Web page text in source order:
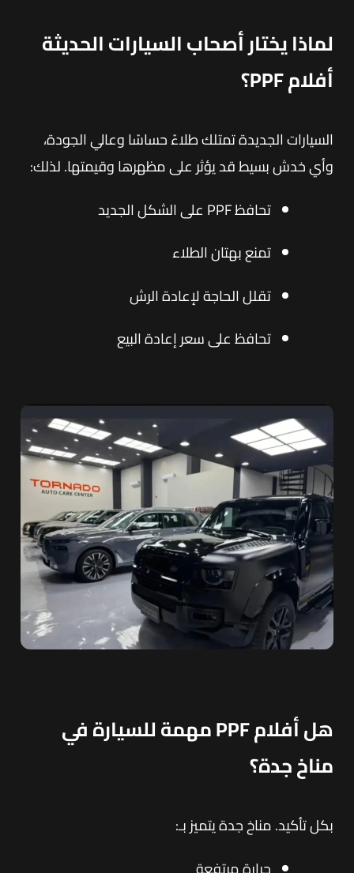
لماذا يختار أصحاب السيارات الحديثة
أفلام PPF؟
السيارات الجديدة تمتلك طلاءً حساسًا وعالي الجودة،
وأي خدش بسيط قد يؤثر على مظهرها وقيمتها. لذلك:
تحافظ PPF على الشكل الجديد
تمنع بهتان الطلاء
تقلل الحاجة لإعادة الرش
تحافظ على سعر إعادة البيع
هل أفلام PPF مهمة للسيارة في
مناخ جدة؟
بكل تأكيد. مناخ جدة يتميز بـ: